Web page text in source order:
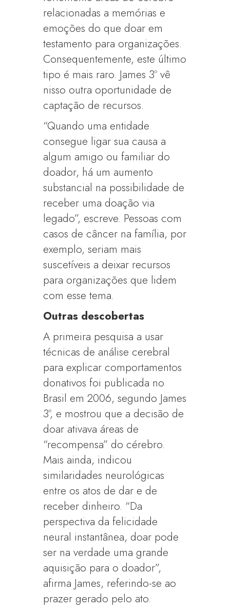
relacionadas a memórias e
emoções do que doar em
testamento para organizações.
Consequentemente, este último
tipo é mais raro. James 3º vê
nisso outra oportunidade de
captação de recursos.
“Quando uma entidade
consegue ligar sua causa a
algum amigo ou familiar do
doador, há um aumento
substancial na possibilidade de
receber uma doação via
legado”, escreve. Pessoas com
casos de câncer na família, por
exemplo, seriam mais
suscetíveis a deixar recursos
para organizações que lidem
com esse tema.
Outras descobertas
A primeira pesquisa a usar
técnicas de análise cerebral
para explicar comportamentos
donativos foi publicada no
Brasil em 2006, segundo James
3º, e mostrou que a decisão de
doar ativava áreas de
“recompensa” do cérebro.
Mais ainda, indicou
similaridades neurológicas
entre os atos de dar e de
receber dinheiro. “Da
perspectiva da felicidade
neural instantânea, doar pode
ser na verdade uma grande
aquisição para o doador”,
afirma James, referindo-se ao
prazer gerado pelo ato.